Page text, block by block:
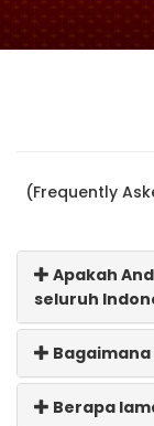
(Frequently
Apakah
seluruh
Berapa